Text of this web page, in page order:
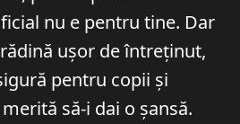
nu e pentru tine. Dar
ușor de întreținut,
pentru copii și
să-i dai o șansă.